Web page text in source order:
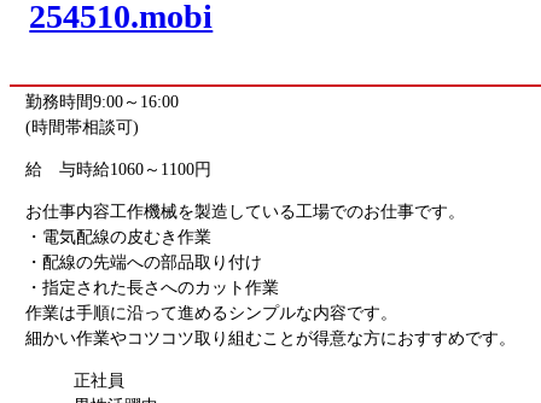
勤務地石川県白山市熱野町
(最寄駅 陽羽里駅)
勤務時間9:00～16:00
(時間帯相談可)
給 与時給1060～1100円
お仕事内容工作機械を製造している工場でのお仕事です。
・電気配線の皮むき作業
・配線の先端への部品取り付け
・指定された長さへのカット作業
作業は手順に沿って進めるシンプルな内容です。
細かい作業やコツコツ取り組むことが得意な方におすすめです。
正社員